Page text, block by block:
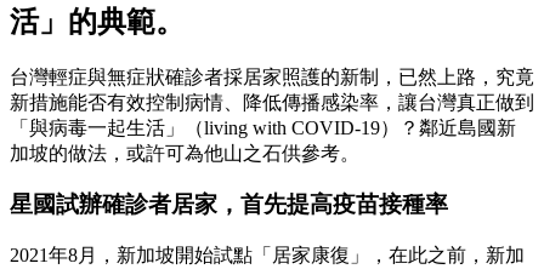
活」的典範。
台灣輕症與無症狀確診者採居家照護的新制，已然上路，究竟
新措施能否有效控制病情、降低傳播感染率，讓台灣真正做到
「與病毒一起生活」（living with COVID-19）？鄰近島國新
加坡的做法，或許可為他山之石供參考。
星國試辦確診者居家，首先提高疫苗接種率
2021年8月，新加坡開始試點「居家康復」，在此之前，新加